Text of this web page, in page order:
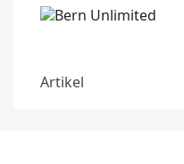
Artikel